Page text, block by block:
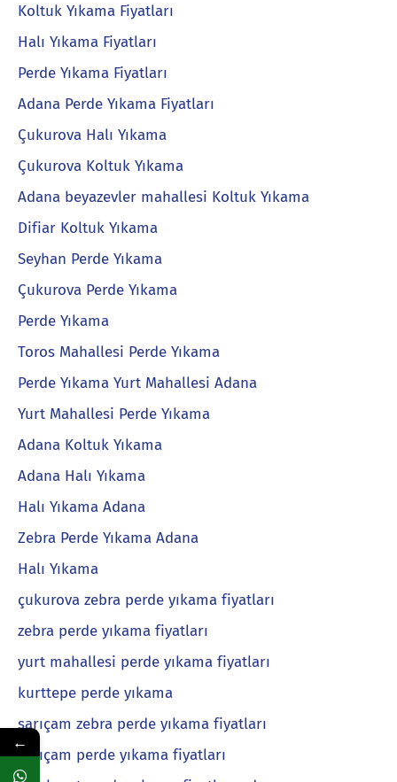
Koltuk Yıkama Fiyatları
Halı Yıkama Fiyatları
Perde Yıkama Fiyatları
Adana Perde Yıkama Fiyatları
Çukurova Halı Yıkama
Çukurova Koltuk Yıkama
Adana beyazevler mahallesi Koltuk Yıkama
Difiar Koltuk Yıkama
Seyhan Perde Yıkama
Çukurova Perde Yıkama
Perde Yıkama
Toros Mahallesi Perde Yıkama
Perde Yıkama Yurt Mahallesi Adana
Yurt Mahallesi Perde Yıkama
Adana Koltuk Yıkama
Adana Halı Yıkama
Halı Yıkama Adana
Zebra Perde Yıkama Adana
Halı Yıkama
çukurova zebra perde yıkama fiyatları
zebra perde yıkama fiyatları
yurt mahallesi perde yıkama fiyatları
kurttepe perde yıkama
sarıçam zebra perde yıkama fiyatları
sarıçam perde yıkama fiyatları
←